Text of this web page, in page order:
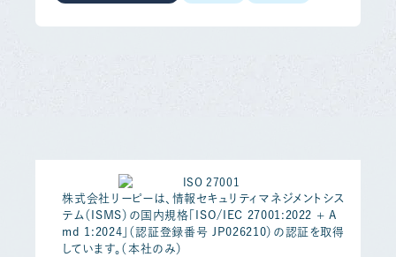
株式会社リーピーは、情報セキュリティマネジメントシス
テム（ISMS）の国内規格「ISO/IEC 27001:2022 + A
md 1:2024」（認証登録番号 JP026210）の認証を取得
しています。（本社のみ）